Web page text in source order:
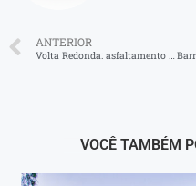
ANTERIOR
Volta Redonda: asfaltamento na Radial Leste avança
VOCÊ TAMBÉM